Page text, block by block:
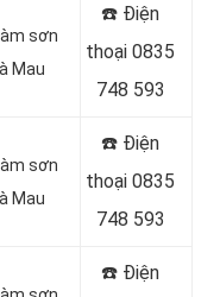
sơn
Mau
☎️ Điện
thoại 0835
748 593
sơn
Mau
☎️ Điện
thoại 0835
748 593
☎️ Điện